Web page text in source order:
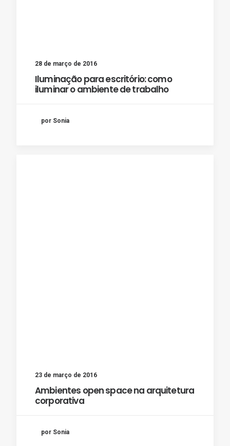
28 de março de 2016
Iluminação para escritório: como
iluminar o ambiente de trabalho
por Sonia
23 de março de 2016
Ambientes open space na arquitetura
corporativa
por Sonia